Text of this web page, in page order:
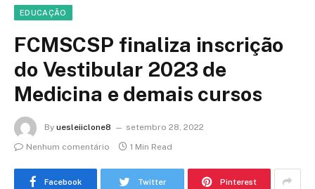
EDUCAÇÃO
FCMSCSP finaliza inscrição
do Vestibular 2023 de
Medicina e demais cursos
By uesleiiclone8
setembro 28, 2022
Nenhum comentário
1 Min Read
Facebook Twitter Pinterest